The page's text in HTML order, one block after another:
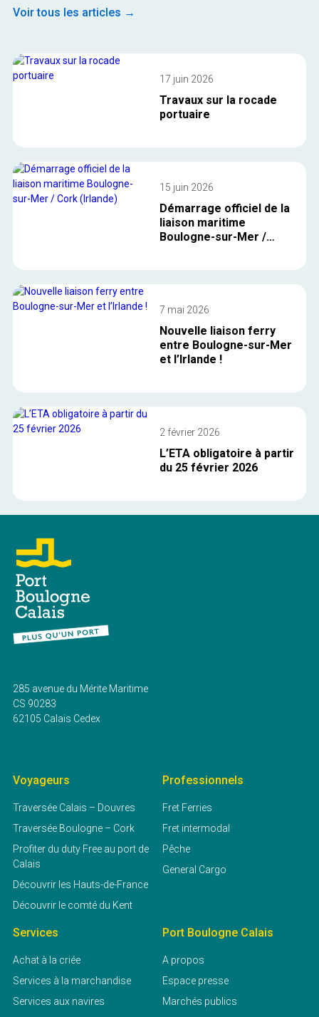
Voir tous les articles →
17 juin 2026
Travaux sur la rocade
portuaire
15 juin 2026
Démarrage officiel de la
liaison maritime
Boulogne-sur-Mer /
7 mai 2026
Nouvelle liaison ferry
entre Boulogne-sur-Mer
et l’Irlande !
2 février 2026
L’ETA obligatoire à partir
du 25 février 2026
285 avenue du Mérite Maritime
CS 90283
62105 Calais Cedex
Voyageurs
Traversée Calais – Douvres
Traversée Boulogne – Cork
Profiter du duty Free au port de
Calais
Découvrir les Hauts-de-France
Découvrir le comté du Kent
Professionnels
Fret Ferries
Fret intermodal
Pêche
General Cargo
Services
Achat à la criée
Services à la marchandise
Services aux navires
Port Boulogne Calais
A propos
Espace presse
Marchés publics